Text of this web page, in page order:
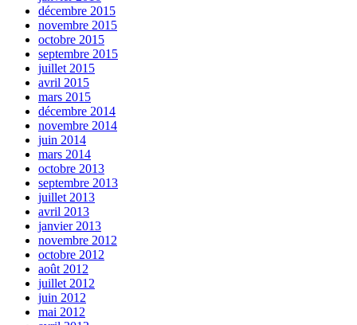
décembre 2015
novembre 2015
octobre 2015
septembre 2015
juillet 2015
avril 2015
mars 2015
décembre 2014
novembre 2014
juin 2014
mars 2014
octobre 2013
septembre 2013
juillet 2013
avril 2013
janvier 2013
novembre 2012
octobre 2012
août 2012
juillet 2012
juin 2012
mai 2012